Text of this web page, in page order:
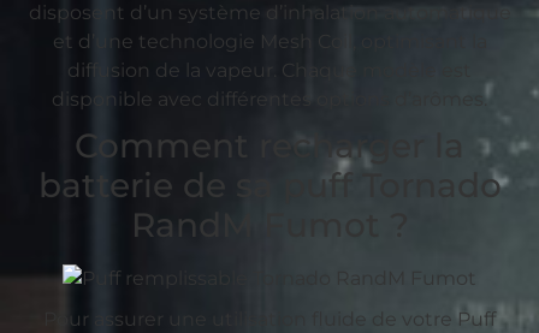
disposent d’un système d’inhalation automatique
et d’une technologie Mesh Coil, optimisant la
diffusion de la vapeur. Chaque modèle est
disponible avec différentes options d’arômes.
Comment recharger la
batterie de sa puff Tornado
RandM Fumot ?
Pour assurer une utilisation fluide de votre Puff